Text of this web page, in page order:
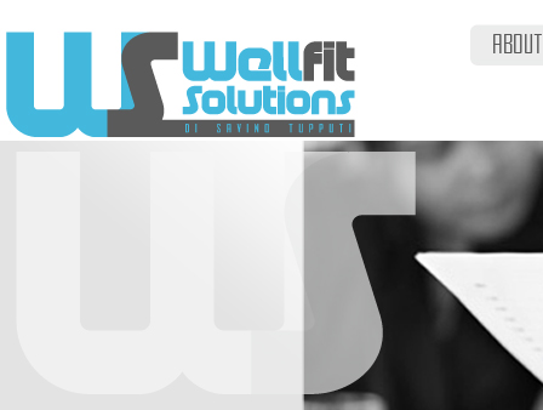
ABOUT